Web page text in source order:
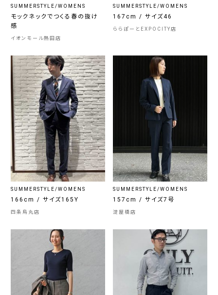
SUMMERSTYLE/WOMENS
モックネックでつくる春の抜け
感
イオンモール熱田店
SUMMERSTYLE/WOMENS
167cm / サイズ46
ららぽーとEXPOCITY店
SUMMERSTYLE/WOMENS
166cm / サイズ165Y
四条烏丸店
SUMMERSTYLE/WOMENS
157cm / サイズ7号
淀屋橋店